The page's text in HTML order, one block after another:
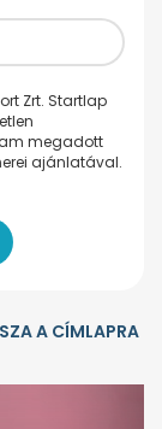
Zrt. Startlap
megadott
ajánlatával.
A CÍMLAPRA